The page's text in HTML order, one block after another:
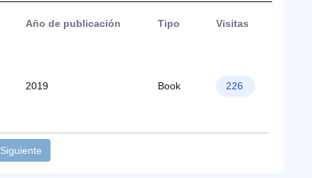
Año de publicación Tipo Visitas
2019 Book 226
Siguiente